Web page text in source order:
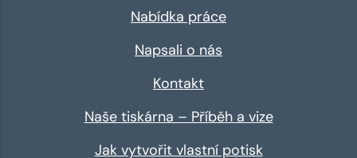
Nabídka práce
Napsali o nás
Kontakt
Naše tiskárna – Příběh a vize
Jak vytvořit vlastní potisk